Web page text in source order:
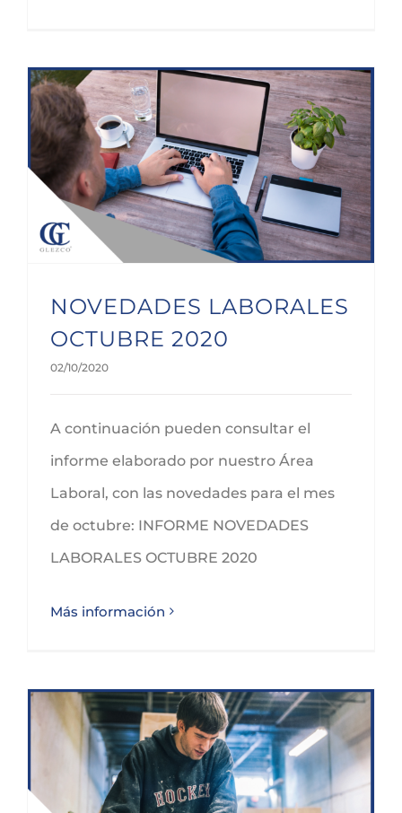
NOVEDADES LABORALES
OCTUBRE 2020
02/10/2020
A continuación pueden consultar el
informe elaborado por nuestro Área
Laboral, con las novedades para el mes
de octubre: INFORME NOVEDADES
LABORALES OCTUBRE 2020
Más información